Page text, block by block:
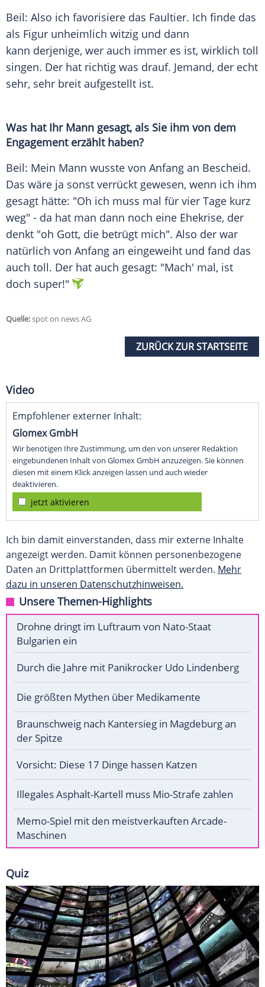
Beil: Also ich favorisiere das Faultier. Ich finde das
als Figur unheimlich witzig und dann
kann derjenige, wer auch immer es ist, wirklich toll
singen. Der hat richtig was drauf. Jemand, der echt
sehr, sehr breit aufgestellt ist.
Was hat Ihr Mann gesagt, als Sie ihm von dem
Engagement erzählt haben?
Beil: Mein Mann wusste von Anfang an Bescheid.
Das wäre ja sonst verrückt gewesen, wenn ich ihm
gesagt hätte: "Oh ich muss mal für vier Tage kurz
weg" - da hat man dann noch eine Ehekrise, der
denkt "oh Gott, die betrügt mich". Also der war
natürlich von Anfang an eingeweiht und fand das
auch toll. Der hat auch gesagt: "Mach' mal, ist
doch super!"
Quelle:spot on news AG
ZURÜCK ZUR STARTSEITE
Video
Empfohlener externer Inhalt:
Glomex GmbH
Wir benötigen Ihre Zustimmung, um den von unserer Redaktion
eingebundenen Inhalt von Glomex GmbH anzuzeigen. Sie können
diesen mit einem Klick anzeigen lassen und auch wieder
deaktivieren.
jetzt aktivieren
Ich bin damit einverstanden, dass mir externe Inhalte
angezeigt werden. Damit können personenbezogene
Daten an Drittplattformen übermittelt werden. Mehr
dazu in unseren Datenschutzhinweisen.
Unsere Themen-Highlights
Drohne dringt im Luftraum von Nato-Staat
Bulgarien ein
Durch die Jahre mit Panikrocker Udo Lindenberg
Die größten Mythen über Medikamente
Braunschweig nach Kantersieg in Magdeburg an
der Spitze
Vorsicht: Diese 17 Dinge hassen Katzen
Illegales Asphalt-Kartell muss Mio-Strafe zahlen
Memo-Spiel mit den meistverkauften Arcade-
Maschinen
Quiz